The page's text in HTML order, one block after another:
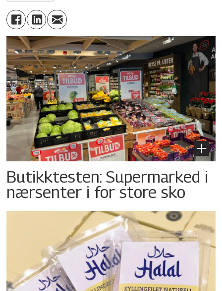
Butikktesten: Supermarked i
nærsenter i for store sko